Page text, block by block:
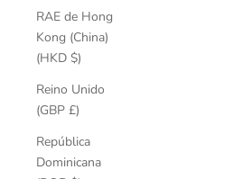
RAE de Hong
Kong (China)
(HKD $)
Reino Unido
(GBP £)
República
Dominicana